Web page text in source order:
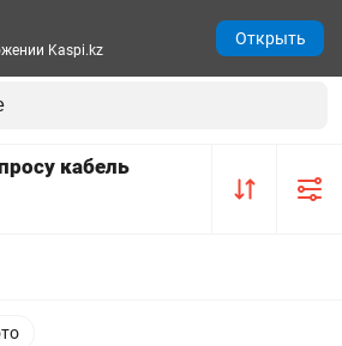
кабель
Kaspi.kz
Открыть